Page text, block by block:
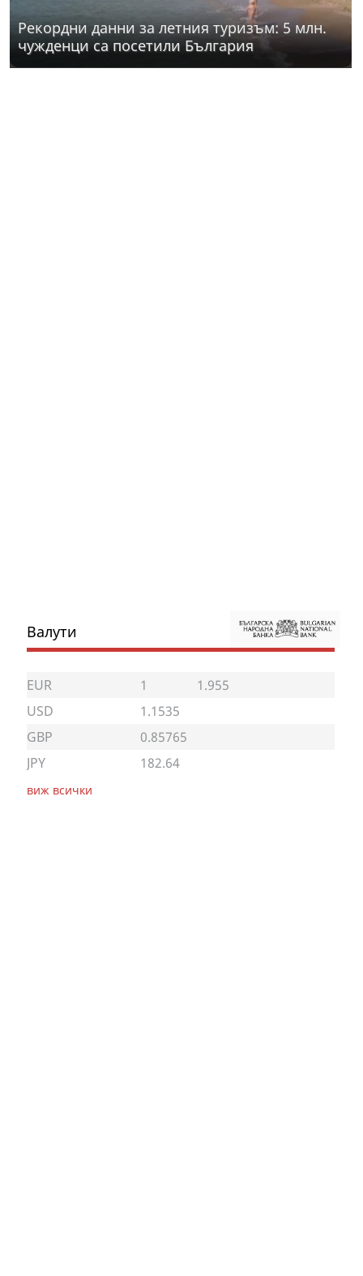
Рекордни данни за летния туризъм: 5 млн.
чужденци са посетили България
Валути
EUR 1
1.955
USD
1.1535
GBP
0.85765
JPY
182.64
виж всички